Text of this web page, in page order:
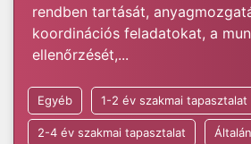
rendben tartását,
koordinációs feladatokat, a
ellenőrzését,...
Egyéb 1-2 év szakmai tapasztalat
2-4 év szakmai tapasztalat